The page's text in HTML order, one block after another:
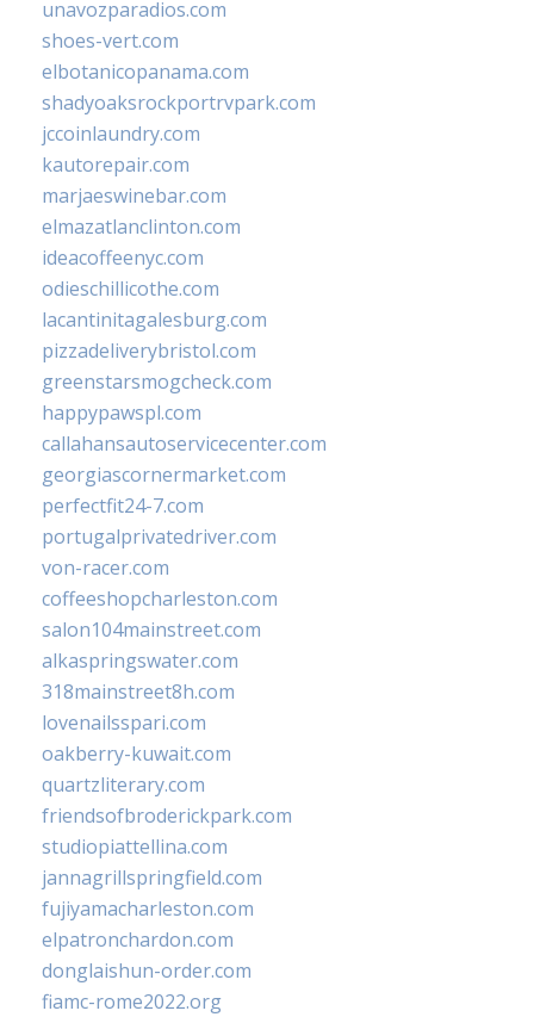
unavozparadios.com
shoes-vert.com
elbotanicopanama.com
shadyoaksrockportrvpark.com
jccoinlaundry.com
kautorepair.com
marjaeswinebar.com
elmazatlanclinton.com
ideacoffeenyc.com
odieschillicothe.com
lacantinitagalesburg.com
pizzadeliverybristol.com
greenstarsmogcheck.com
happypawspl.com
callahansautoservicecenter.com
georgiascornermarket.com
perfectfit24-7.com
portugalprivatedriver.com
von-racer.com
coffeeshopcharleston.com
salon104mainstreet.com
alkaspringswater.com
318mainstreet8h.com
lovenailsspari.com
oakberry-kuwait.com
quartzliterary.com
friendsofbroderickpark.com
studiopiattellina.com
jannagrillspringfield.com
fujiyamacharleston.com
elpatronchardon.com
donglaishun-order.com
fiamc-rome2022.org